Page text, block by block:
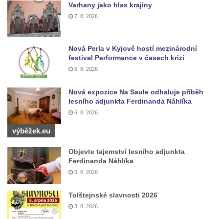
Socha Jana Valeria Jirsíka u Černé věže v
Českých Budějovicích
Socha Krista klesajícího pod křížem u
kostela svatého Mikuláše v Českých
Budějovicích
Socha svatého Jana Nepomuckého u
kostela svaté Rodiny v Českých
Budějovicích
Socha S tebou v parku na Senovážném
náměstí v Českých Budějovicích
Socha Tornádo v parku na Senovážném
náměstí v Českých Budějovicích
Sousoší Humanoidi na Lannově třídě v
Pomník Vojtěcha Adalberta Lanny v parku
Na Sadech v Českých Budějovicích
Varhany jako hlas krajiny
7. 8. 2026
Nová Perla v Kyjově hostí mezinárodní
festival Performance v časech krizí
6. 8. 2026
Nová expozice Na Saule odhaluje příběh
lesního adjunkta Ferdinanda Náhlíka
6. 8. 2026
výběžek.eu
Objevte tajemství lesního adjunkta
Ferdinanda Náhlíka
6. 8. 2026
Tolštejnské slavnosti 2026
3. 8. 2026